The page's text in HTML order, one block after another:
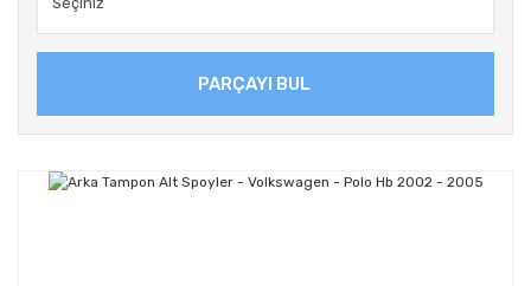
PARÇAYI BUL